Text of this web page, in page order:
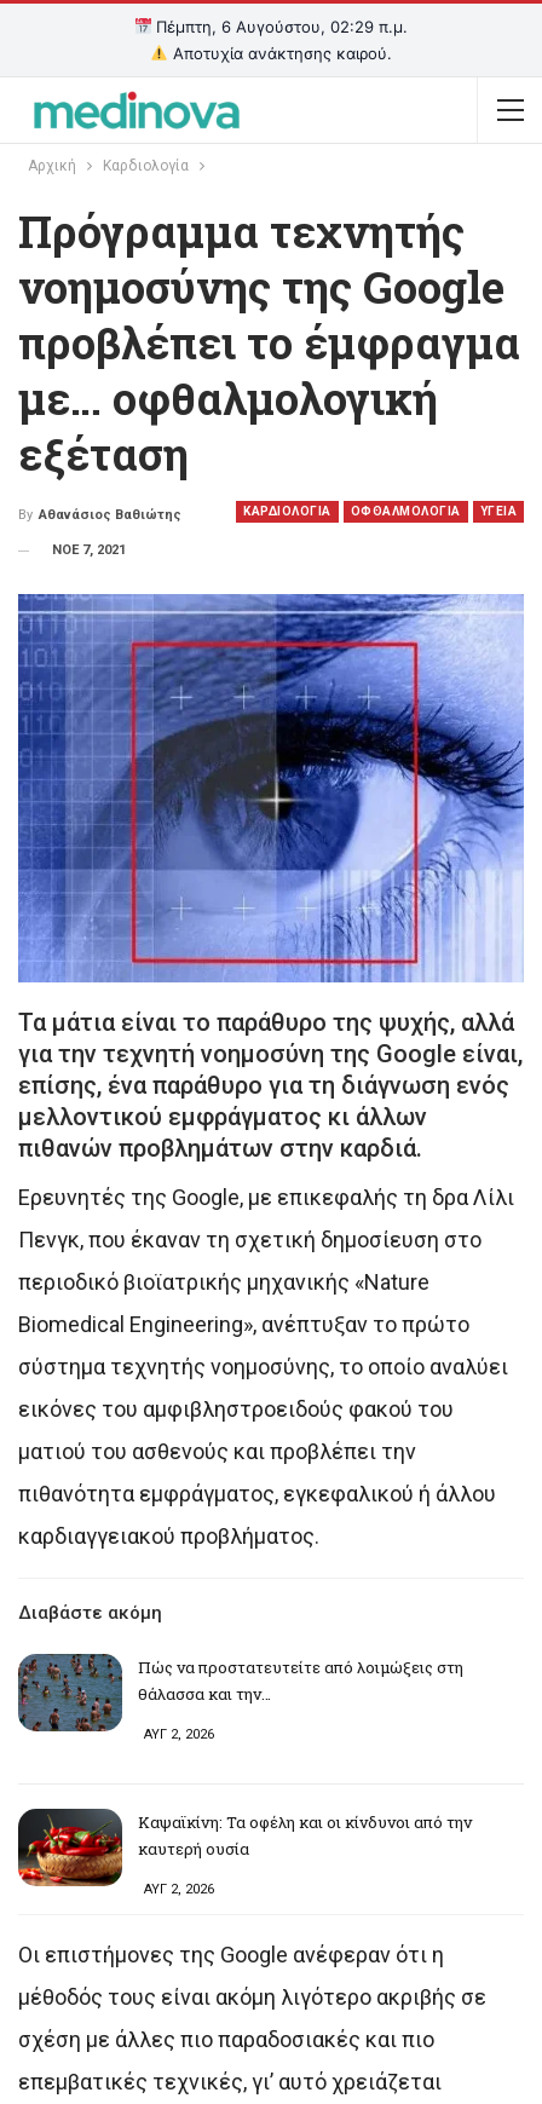
Πέμπτη, 6 Αυγούστου, 02:29 π.μ.
Αποτυχία ανάκτησης καιρού.
Αρχική Καρδιολογία
Πρόγραμμα τεχνητής
νοημοσύνης της Google
προβλέπει το έμφραγμα
με… οφθαλμολογική
εξέταση
ΚΑΡΔΙΟΛΟΓΙΑ ΟΦΘΑΛΜΟΛΟΓΙΑ ΥΓΕΙΑ
By Αθανάσιος Βαθιώτης
ΝΟΕ 7, 2021
Τα μάτια είναι το παράθυρο της ψυχής, αλλά
για την τεχνητή νοημοσύνη της Google είναι,
επίσης, ένα παράθυρο για τη διάγνωση ενός
μελλοντικού εμφράγματος κι άλλων
πιθανών προβλημάτων στην καρδιά.
Ερευνητές της Google, με επικεφαλής τη δρα Λίλι
Πενγκ, που έκαναν τη σχετική δημοσίευση στο
περιοδικό βιοϊατρικής μηχανικής «Nature
Biomedical Engineering», ανέπτυξαν το πρώτο
σύστημα τεχνητής νοημοσύνης, το οποίο αναλύει
εικόνες του αμφιβληστροειδούς φακού του
ματιού του ασθενούς και προβλέπει την
πιθανότητα εμφράγματος, εγκεφαλικού ή άλλου
καρδιαγγειακού προβλήματος.
Διαβάστε ακόμη
Πώς να προστατευτείτε από λοιμώξεις στη
θάλασσα και την…
ΑΥΓ 2, 2026
Καψαϊκίνη: Τα οφέλη και οι κίνδυνοι από την
καυτερή ουσία
ΑΥΓ 2, 2026
Οι επιστήμονες της Google ανέφεραν ότι η
μέθοδός τους είναι ακόμη λιγότερο ακριβής σε
σχέση με άλλες πιο παραδοσιακές και πιο
επεμβατικές τεχνικές, γι’ αυτό χρειάζεται